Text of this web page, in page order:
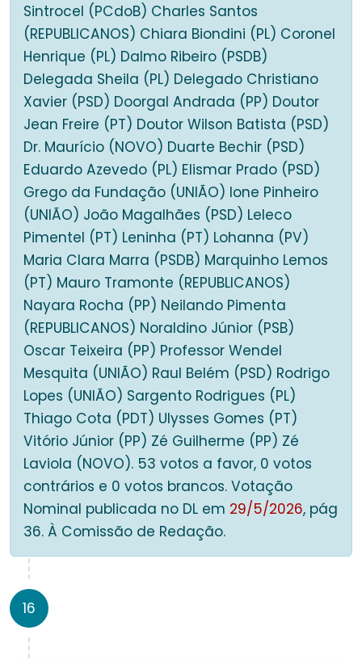
Sintrocel (PCdoB) Charles Santos
(REPUBLICANOS) Chiara Biondini (PL) Coronel
Henrique (PL) Dalmo Ribeiro (PSDB)
Delegada Sheila (PL) Delegado Christiano
Xavier (PSD) Doorgal Andrada (PP) Doutor
Jean Freire (PT) Doutor Wilson Batista (PSD)
Dr. Maurício (NOVO) Duarte Bechir (PSD)
Eduardo Azevedo (PL) Elismar Prado (PSD)
Grego da Fundação (UNIÃO) Ione Pinheiro
(UNIÃO) João Magalhães (PSD) Leleco
Pimentel (PT) Leninha (PT) Lohanna (PV)
Maria Clara Marra (PSDB) Marquinho Lemos
(PT) Mauro Tramonte (REPUBLICANOS)
Nayara Rocha (PP) Neilando Pimenta
(REPUBLICANOS) Noraldino Júnior (PSB)
Oscar Teixeira (PP) Professor Wendel
Mesquita (UNIÃO) Raul Belém (PSD) Rodrigo
Lopes (UNIÃO) Sargento Rodrigues (PL)
Thiago Cota (PDT) Ulysses Gomes (PT)
Vitório Júnior (PP) Zé Guilherme (PP) Zé
Laviola (NOVO). 53 votos a favor, 0 votos
contrários e 0 votos brancos. Votação
Nominal publicada no DL em 29/5/2026, pág
36. À Comissão de Redação.
16